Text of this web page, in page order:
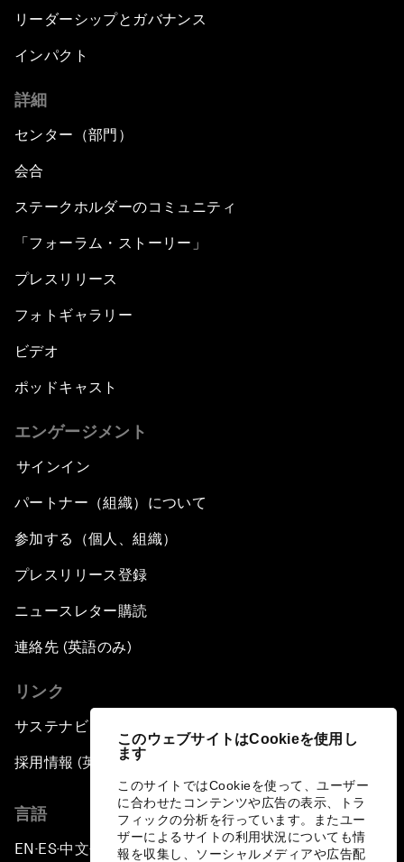
このウェブサイトはCookieを使用し
ます
このサイトではCookieを使って、ユーザー
に合わせたコンテンツや広告の表示、トラ
フィックの分析を行っています。またユー
ザーによるサイトの利用状況についても情
報を収集し、ソーシャルメディアや広告配
リーダーシップとガバナンス
インパクト
詳細
センター（部門）
会合
ステークホルダーのコミュニティ
「フォーラム・ストーリー」
プレスリリース
フォトギャラリー
ビデオ
ポッドキャスト
エンゲージメント
サインイン
パートナー（組織）について
参加する（個人、組織）
プレスリリース登録
ニュースレター購読
連絡先 (英語のみ)
リンク
サステナビリティへの取り組み
採用情報 (英語のみ)
言語
EN ▪ ES▪中文▪ 日本語